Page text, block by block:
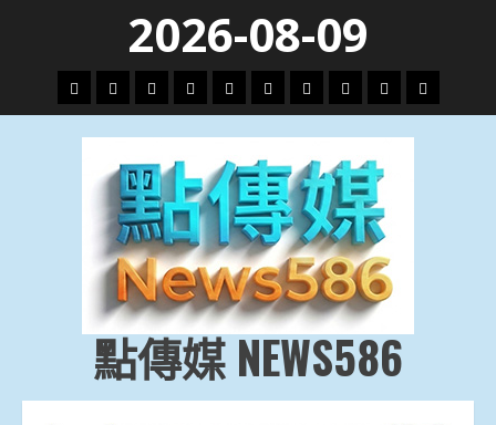
content
2026-08-09
頭
條
財
經
地
方.
會
文
教.
技
專
題
娛
樂
劇
政
治
國
際
運
動
生
活
點傳媒 NEWS586